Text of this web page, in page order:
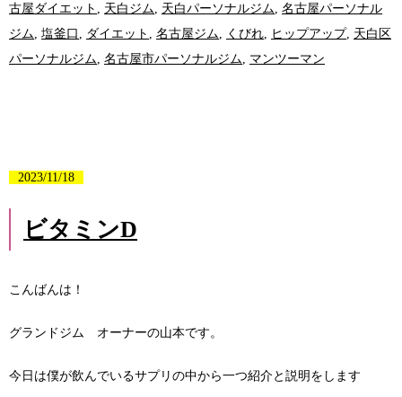
古屋ダイエット
天白ジム 天白パーソナルジム 名古屋パーソナル
ジム 塩釜口 ダイエット 名古屋ジム くびれ ヒップアップ, 天白区
パーソナルジム 名古屋市パーソナルジム マンツーマン
2023/11/18
ビタミンD
こんばんは！
グランドジム オーナーの山本です。
今日は僕が飲んでいるサプリの中から一つ紹介と説明をします